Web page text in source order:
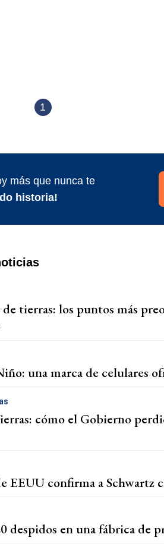
1
más que nunca te
historia!
de tierras: los puntos más
una marca de celulares
cómo el Gobierno
EEUU confirma a
despidos en una fábrica de